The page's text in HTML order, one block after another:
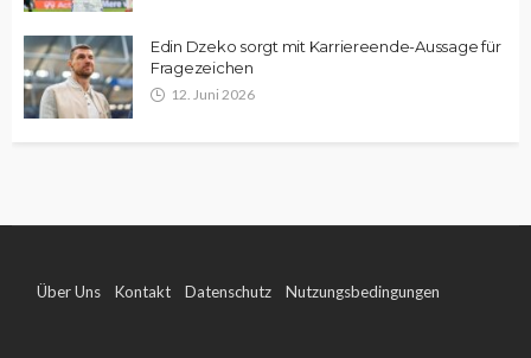
Edin Dzeko sorgt mit Karriereende-Aussage für
Fragezeichen
12. Juni 2026
Über Uns Kontakt Datenschutz Nutzungsbedingungen